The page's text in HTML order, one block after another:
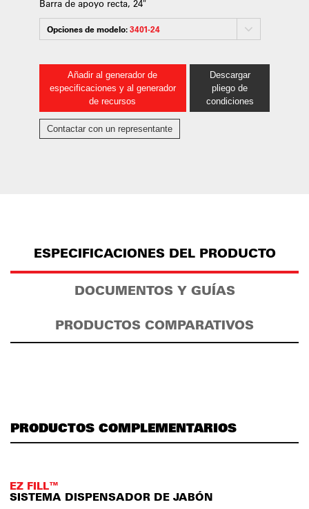
Barra de apoyo recta, 24"
Opciones de modelo:3401-24
Añadir al generador de
especificaciones y al generador
de recursos
Descargar
pliego de
condiciones
Contactar con un representante
ESPECIFICACIONES DEL PRODUCTO
DOCUMENTOS Y GUÍAS
PRODUCTOS COMPARATIVOS
PRODUCTOS COMPLEMENTARIOS
EZ FILL™
SISTEMA DISPENSADOR DE JABÓN